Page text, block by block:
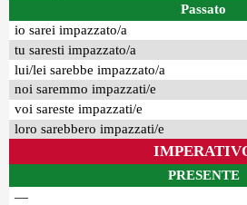
Passato
io sarei impazzato/a
tu saresti impazzato/a
lui/lei sarebbe impazzato/a
noi saremmo impazzati/e
voi sareste impazzati/e
loro sarebbero impazzati/e
PRESENTE
—